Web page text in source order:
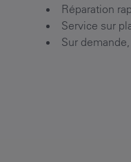
Réparation
Service sur
Sur